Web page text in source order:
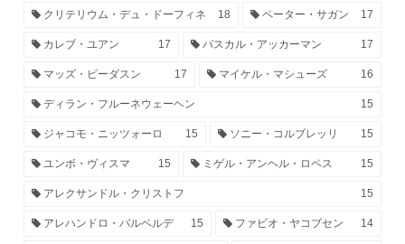
クリテリウム・デュ・ドーフィネ 18 ペーター・サガン 17
カレブ・ユアン 17 パスカル・アッカーマン 17
マッズ・ピーダスン 17 マイケル・マシューズ 16
ディラン・フルーネウェーヘン 15
ジャコモ・ニッツォーロ 15 ソニー・コルブレッリ 15
ユンボ・ヴィスマ 15 ミゲル・アンヘル・ロペス 15
アレクサンドル・クリストフ 15
アレハンドロ・バルベルデ 15 ファビオ・ヤコブセン 14